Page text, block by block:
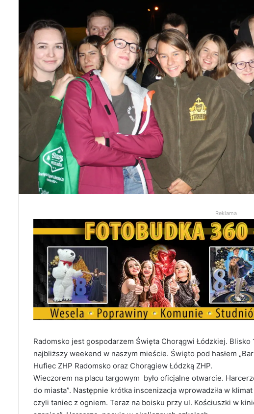
Reklama
Radomsko jest gospodarzem Święta Chorągwi Łódzkiej.
najbliższy weekend w naszym mieście. Święto pod hasłem
Hufiec ZHP Radomsko oraz Chorągiew Łódzką ZHP.
Wieczorem na placu targowym było oficjalne otwarcie.
do miasta”. Następnie krótka inscenizacja wprowadziła w
czyli taniec z ogniem. Teraz na boisku przy ul. Kościuszki w